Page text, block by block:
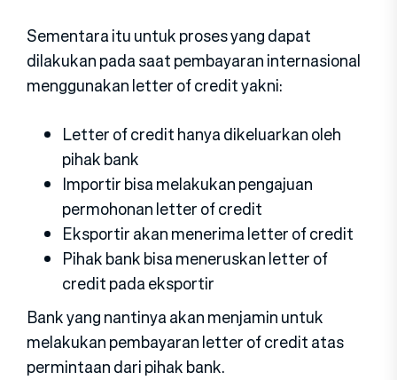
Sementara itu untuk proses yang dapat
dilakukan pada saat pembayaran internasional
menggunakan letter of credit yakni:
Letter of credit hanya dikeluarkan oleh
pihak bank
Importir bisa melakukan pengajuan
permohonan letter of credit
Eksportir akan menerima letter of credit
Pihak bank bisa meneruskan letter of
credit pada eksportir
Bank yang nantinya akan menjamin untuk
melakukan pembayaran letter of credit atas
permintaan dari pihak bank.